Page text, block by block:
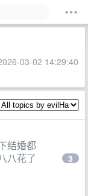
03-02 14:29:40
结婚都
八花了
3